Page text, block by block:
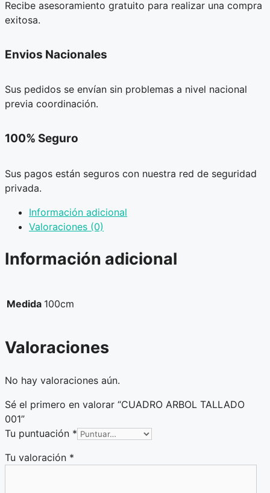
Recibe asesoramiento gratuito para realizar una compra
exitosa.
Envios Nacionales
Sus pedidos se envían sin problemas a nivel nacional
previa coordinación.
100% Seguro
Sus pagos están seguros con nuestra red de seguridad
privada.
Información adicional
Valoraciones (0)
Información adicional
Medida 100cm
Valoraciones
No hay valoraciones aún.
Sé el primero en valorar “CUADRO ARBOL TALLADO
001”
Tu puntuación *
Tu valoración *